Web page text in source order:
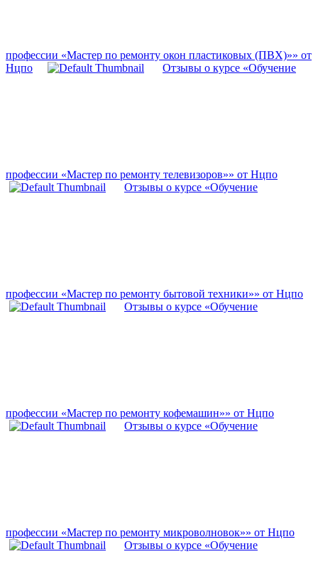
профессии «Мастер по ремонту окон пластиковых (ПВХ)»» от
Нцпо
Отзывы о курсе «Обучение
профессии «Мастер по ремонту телевизоров»» от Нцпо
Отзывы о курсе «Обучение
профессии «Мастер по ремонту бытовой техники»» от Нцпо
Отзывы о курсе «Обучение
профессии «Мастер по ремонту кофемашин»» от Нцпо
Отзывы о курсе «Обучение
профессии «Мастер по ремонту микроволновок»» от Нцпо
Отзывы о курсе «Обучение